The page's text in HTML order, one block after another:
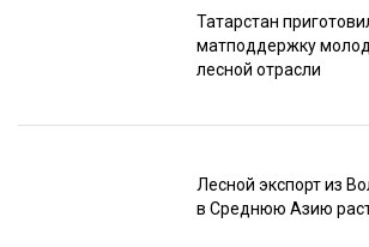
Татарстан
матподдержку
лесной отрасли
Лесной экспорт из
в Среднюю Азию